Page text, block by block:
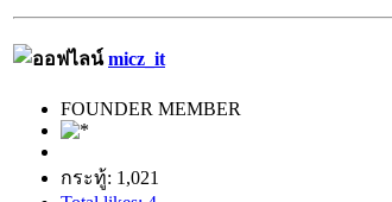
micz_it
FOUNDER MEMBER
กระทู้: 1,021